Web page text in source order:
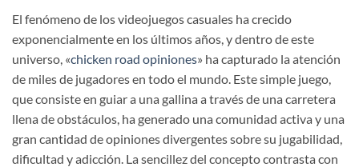
El fenómeno de los videojuegos casuales ha crecido
exponencialmente en los últimos años, y dentro de este
universo, «chicken road opiniones» ha capturado la atención
de miles de jugadores en todo el mundo. Este simple juego,
que consiste en guiar a una gallina a través de una carretera
llena de obstáculos, ha generado una comunidad activa y una
gran cantidad de opiniones divergentes sobre su jugabilidad,
dificultad y adicción. La sencillez del concepto contrasta con